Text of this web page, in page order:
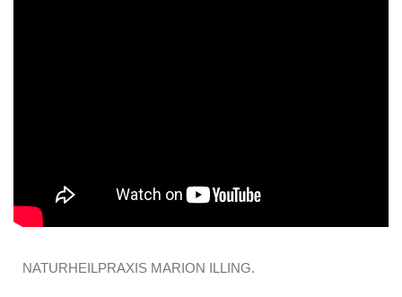
NATURHEILPRAXIS MARION ILLING.